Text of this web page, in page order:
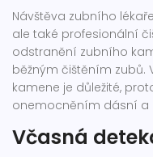
Návštěva zubního
ale také profesionální
odstranění zubního
běžným čištěním zubů.
kamene je důležité,
onemocněním dásní a
Včasná